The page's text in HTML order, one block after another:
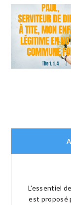
L'essentiel
est proposé